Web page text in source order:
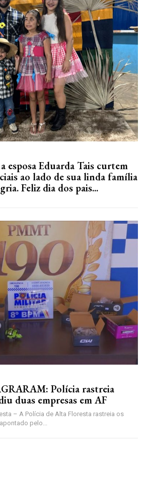
esposa Eduarda Tais curtem
ao lado de sua linda família
Feliz dia dos pais...
Polícia rastreia
duas empresas em AF
– A Polícia de Alta Floresta rastreia os
pelo...